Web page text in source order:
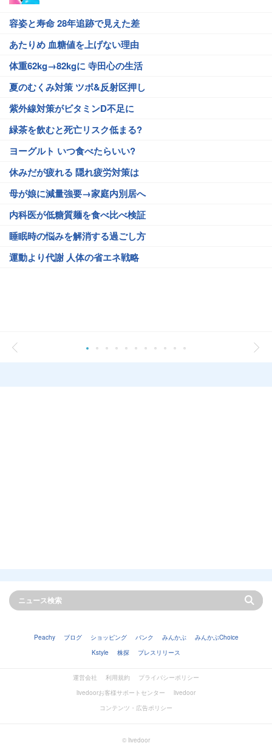
容姿と寿命 28年追跡で見えた差
あたりめ 血糖値を上げない理由
体重62kg→82kgに 寺田心の生活
夏のむくみ対策 ツボ&反射区押し
紫外線対策がビタミンD不足に
緑茶を飲むと死亡リスク低まる?
ヨーグルト いつ食べたらいい?
休みだが疲れる 隠れ疲労対策は
母が娘に減量強要→家庭内別居へ
内科医が低糖質麺を食べ比べ検証
睡眠時の悩みを解消する過ごし方
運動より代謝 人体の省エネ戦略
Peachy ブログ ショッピング バンク みんかぶ
みんかぶChoice
Kstyle
株探 プレスリリース
運営会社 利用規約
プライバシーポリシー
livedoorお客様サポートセンター
livedoor
コンテンツ・広告ポリシー
© livedoor